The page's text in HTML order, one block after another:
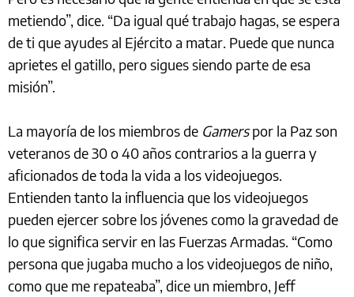
metiendo”, dice. “Da igual qué trabajo hagas, se espera
de ti que ayudes al Ejército a matar. Puede que nunca
aprietes el gatillo, pero sigues siendo parte de esa
misión”.
La mayoría de los miembros de Gamerspor la Paz son
veteranos de 30 o 40 años contrarios a la guerra y
aficionados de toda la vida a los videojuegos.
Entienden tanto la influencia que los videojuegos
pueden ejercer sobre los jóvenes como la gravedad de
lo que significa servir en las Fuerzas Armadas. “Como
persona que jugaba mucho a los videojuegos de niño,
como que me repateaba”, dice un miembro, Jeff